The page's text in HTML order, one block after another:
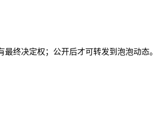
终决定权；公开后才可转发到泡泡动态。